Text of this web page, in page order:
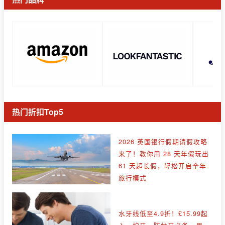
热门折扣Top5
2026 英国银行假期请假攻略
来了！教你用 28 天年假玩出
61 天超长假，轻松开启全年
旅行模式
水牙线低至4.9折！£15.99起